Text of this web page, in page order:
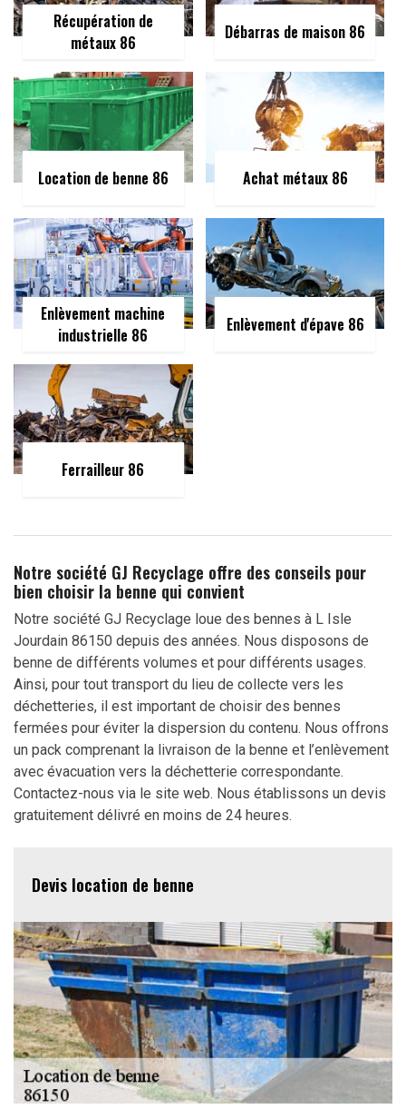
Récupération de
métaux 86
Débarras de maison 86
Location de benne 86 Achat métaux 86
Enlèvement machine
industrielle 86
Enlèvement d'épave 86
Ferrailleur 86
Notre société GJ Recyclage offre des conseils pour
bien choisir la benne qui convient
Notre société GJ Recyclage loue des bennes à L Isle
Jourdain 86150 depuis des années. Nous disposons de
benne de différents volumes et pour différents usages.
Ainsi, pour tout transport du lieu de collecte vers les
déchetteries, il est important de choisir des bennes
fermées pour éviter la dispersion du contenu. Nous offrons
un pack comprenant la livraison de la benne et l’enlèvement
avec évacuation vers la déchetterie correspondante.
Contactez-nous via le site web. Nous établissons un devis
gratuitement délivré en moins de 24 heures.
Devis location de benne